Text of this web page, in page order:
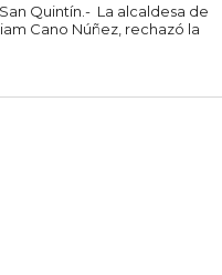
Cano Núñez, rechazó la